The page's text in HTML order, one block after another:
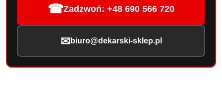
☎Zadzwoń: +48 690 566 720
✉ biuro@dekarski-sklep.pl